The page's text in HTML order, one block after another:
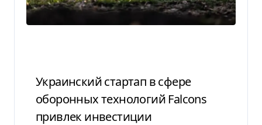
Украинский стартап в сфере
оборонных технологий Falcons
привлек инвестиции